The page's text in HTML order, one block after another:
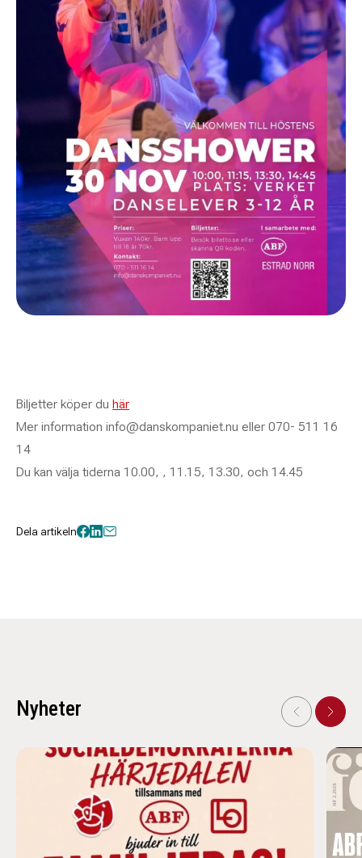
Biljetter köper du här
Mer information info@danskompaniet.nu eller 070- 511 16
14
Du kan välja tiderna 10.00, , 11.15, 13.30, och 14.45
Dela artikeln
Nyheter